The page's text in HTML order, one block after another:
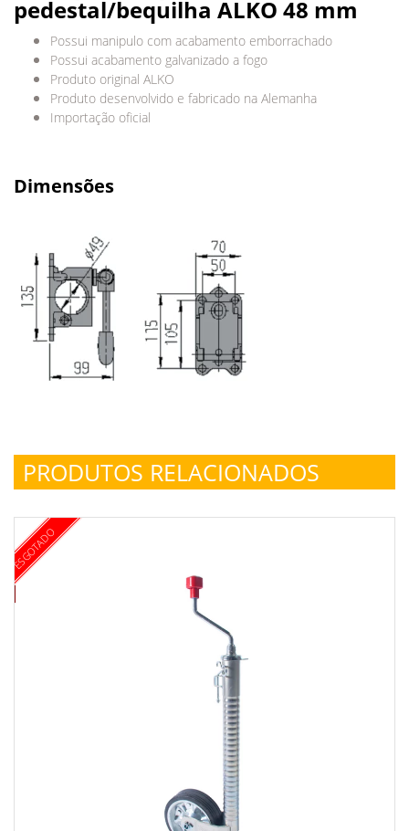
pedestal/bequilha ALKO 48 mm
Possui manipulo com acabamento emborrachado
Possui acabamento galvanizado a fogo
Produto original ALKO
Produto desenvolvido e fabricado na Alemanha
Importação oficial
Dimensões
PRODUTOS RELACIONADOS
ESGOTADO